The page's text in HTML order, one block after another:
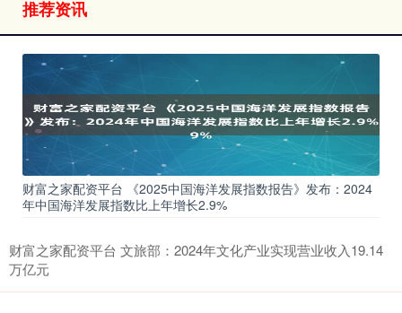
推荐资讯
财富之家配资平台 《2025中国海洋发展指数报告》发布：2024
年中国海洋发展指数比上年增长2.9%
财富之家配资平台 文旅部：2024年文化产业实现营业收入19.14
万亿元